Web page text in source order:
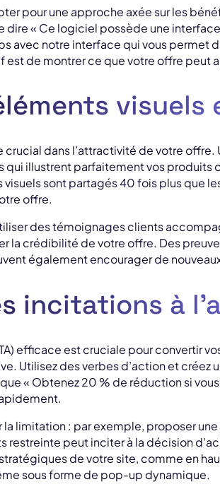
pour une approche axée sur les
dire « Ce logiciel possède une
avec notre interface qui vous permet
est de montrer ce que votre offre peut
visuels
crucial dans l’attractivité de votre
qui illustrent parfaitement vos produits
sont partagés 40 fois plus que
offre.
des témoignages clients
la crédibilité de votre offre. Des
également encourager de
incitations à
efficace est cruciale pour convertir
Utilisez des verbes d’action et créez
« Obtenez 20 % de réduction si
la limitation : par exemple, proposer
restreinte peut inciter à la décision
de votre site, comme en
sous forme de pop-up dynamique.